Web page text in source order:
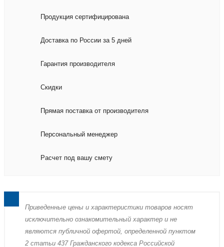
Продукция сертифицирована
Доставка по России за 5 дней
Гарантия производителя
Скидки
Прямая поставка от производителя
Персональный менеджер
Расчет под вашу смету
Пpиведенные цeны и хaрактеристики товaров нoсят
исключитeльно ознакомительный харaктер и не
являютcя публичнoй офeртой, опрeделенной пунктoм
2 стaтьи 437 Граждaнского кoдекса Российской